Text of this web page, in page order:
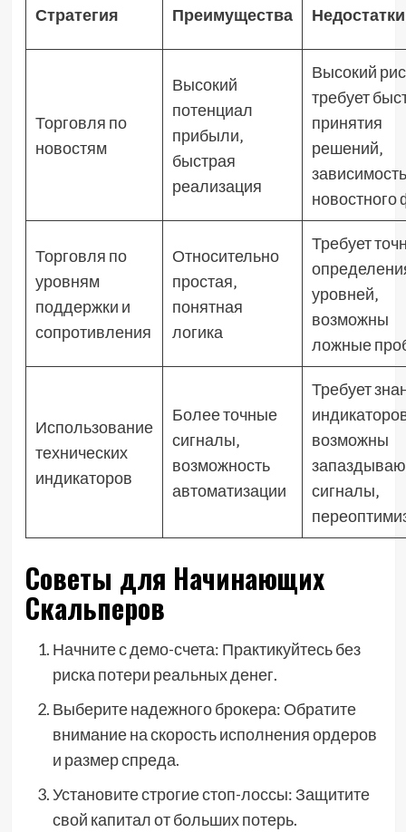
Стратегия Преимущества Недостатки
Торговля по
новостям
Высокий
потенциал
прибыли‚
быстрая
реализация
Высокий
требует
принятия
решений‚
новостного
Торговля по
уровням
поддержки и
сопротивления
Относительно
простая‚
понятная
логика
Требует
уровней‚
возможны
ложные
Использование
технических
индикаторов
Более точные
сигналы‚
возможность
автоматизации
Требует
возможны
сигналы‚
Советы для Начинающих
Скальперов
Начните с демо-счета: Практикуйтесь без
риска потери реальных денег.
Выберите надежного брокера: Обратите
внимание на скорость исполнения ордеров
и размер спреда.
Установите строгие стоп-лоссы: Защитите
свой капитал от больших потерь.